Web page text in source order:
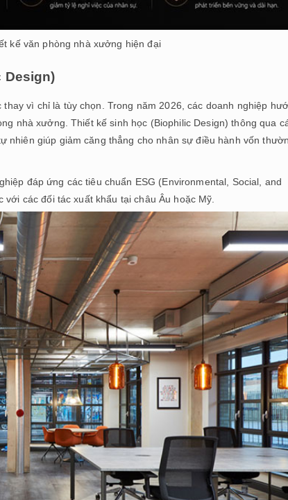
kế văn phòng nhà xưởng hiện đại
Design)
vì chỉ là tùy chọn. Trong năm 2026, các doanh nghiệp
nhà xưởng. Thiết kế sinh học (Biophilic Design) thông qua
giúp giảm căng thẳng cho nhân sự điều hành vốn
đáp ứng các tiêu chuẩn ESG (Environmental, Social, and
các đối tác xuất khẩu tại châu Âu hoặc Mỹ.